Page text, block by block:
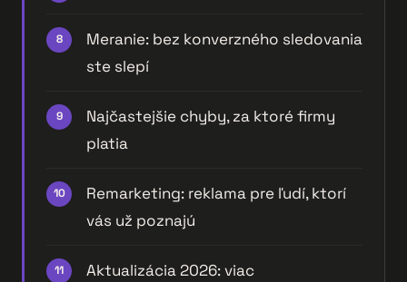
Meranie: bez konverzného sledovania
ste slepí
Najčastejšie chyby, za ktoré firmy
platia
Remarketing: reklama pre ľudí, ktorí
vás už poznajú
Aktualizácia 2026: viac